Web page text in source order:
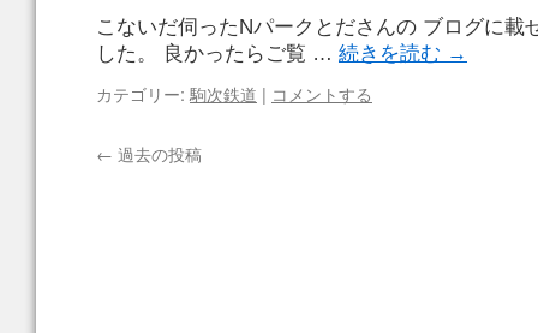
こないだ伺ったNパークとださんの ブログに載
した。 良かったらご覧 … 続きを読む →
カテゴリー: 駒次鉄道 | コメントする
← 過去の投稿